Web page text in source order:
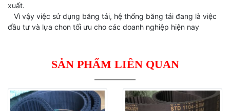
xuất.
Vì vậy việc sử dụng băng tải, hệ thống băng tải đang là việc
đầu tư và lựa chon tối ưu cho các doanh nghiệp hiện nay
SẢN PHẨM LIÊN QUAN